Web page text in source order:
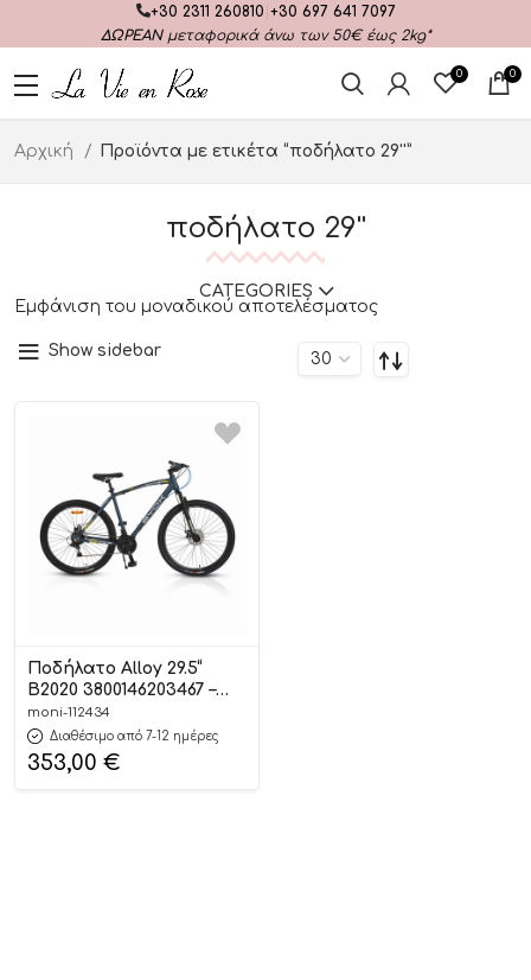
+30 2311 260810 +30 697 641 7097
ΔΩΡΕΑΝμεταφορικά άνω των 50€ έως 2kg*
0 0
Αρχική Προϊόντα με ετικέτα “ποδήλατο 29''”
ποδήλατο 29''
CATEGORIES
Εμφάνιση του μοναδικού αποτελέσματος
Show sidebar
Ποδήλατο Alloy 29.5“
B2020 3800146203467 –
Byox
moni-112434
Διαθέσιμο από 7-12 ημέρες
353,00 €